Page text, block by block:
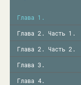
Глава 1.
Глава 2. Часть 1.
Глава 2. Часть 2.
Глава 3.
Глава 4.